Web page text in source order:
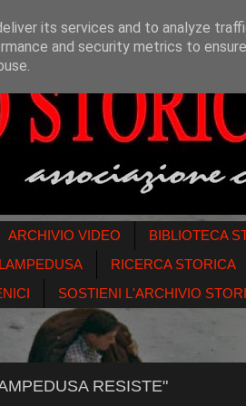
ARCHIVIO VIDEO BIBLIOTECA
RICERCA STORICA
SOSTIENI L'ARCHIVIO
RESISTE"
its services and to analyze
and security metrics to